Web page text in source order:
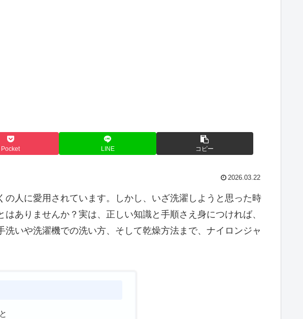
Pocket LINE コピー
2026.03.22
人に愛用されています。しかし、いざ洗濯しようと思った時
ありませんか？実は、正しい知識と手順さえ身につければ、
いや洗濯機での洗い方、そして乾燥方法まで、ナイロンジャ